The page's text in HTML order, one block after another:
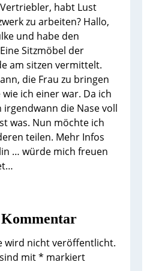
habt Lust
zu arbeiten? Hallo,
und habe den
Sitzmöbel der
am sitzen vermittelt.
die Frau zu bringen
ich einer war. Da ich
die Nase voll
was. Nun möchte ich
teilen. Mehr Infos
… würde mich freuen
Kommentar
wird nicht veröffentlicht.
mit* markiert